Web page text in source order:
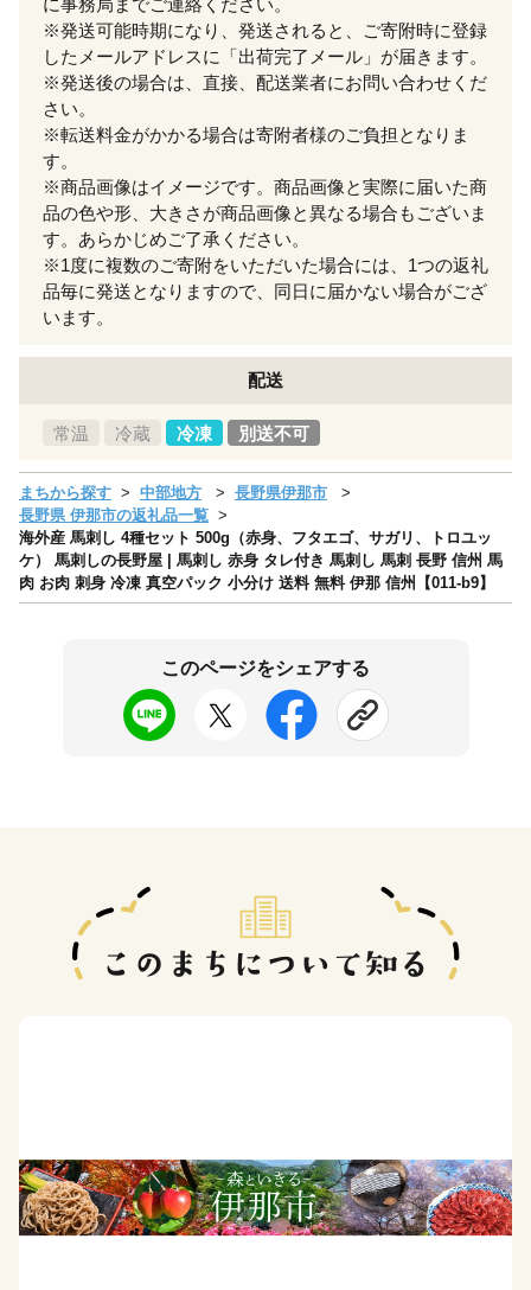
※発送可能時期になり、発送されると、ご寄附時に登録
したメールアドレスに「出荷完了メール」が届きます。
※発送後の場合は、直接、配送業者にお問い合わせくだ
さい。
※転送料金がかかる場合は寄附者様のご負担となりま
す。
※商品画像はイメージです。商品画像と実際に届いた商
品の色や形、大きさが商品画像と異なる場合もございま
す。あらかじめご了承ください。
※1度に複数のご寄附をいただいた場合には、1つの返礼
品毎に発送となりますので、同日に届かない場合がござ
います。
配送
常温 冷蔵 冷凍 別送不可
まちから探す 中部地方
長野県伊那市
長野県 伊那市の返礼品一覧
海外産 馬刺し 4種セット 500g（赤身、フタエゴ、サガリ、トロユッ
ケ） 馬刺しの長野屋 | 馬刺し 赤身 タレ付き 馬刺し 馬刺 長野 信州 馬
肉 お肉 刺身 冷凍 真空パック 小分け 送料 無料 伊那 信州【011-b9】
このページをシェアする